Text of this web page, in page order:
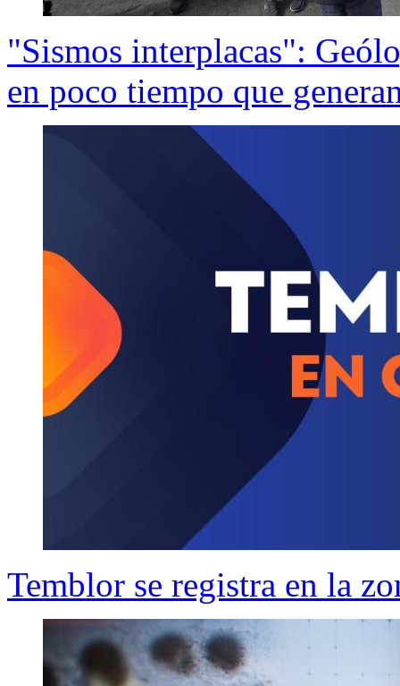
"Sismos interplacas":
en poco tiempo que
Temblor se registra en la